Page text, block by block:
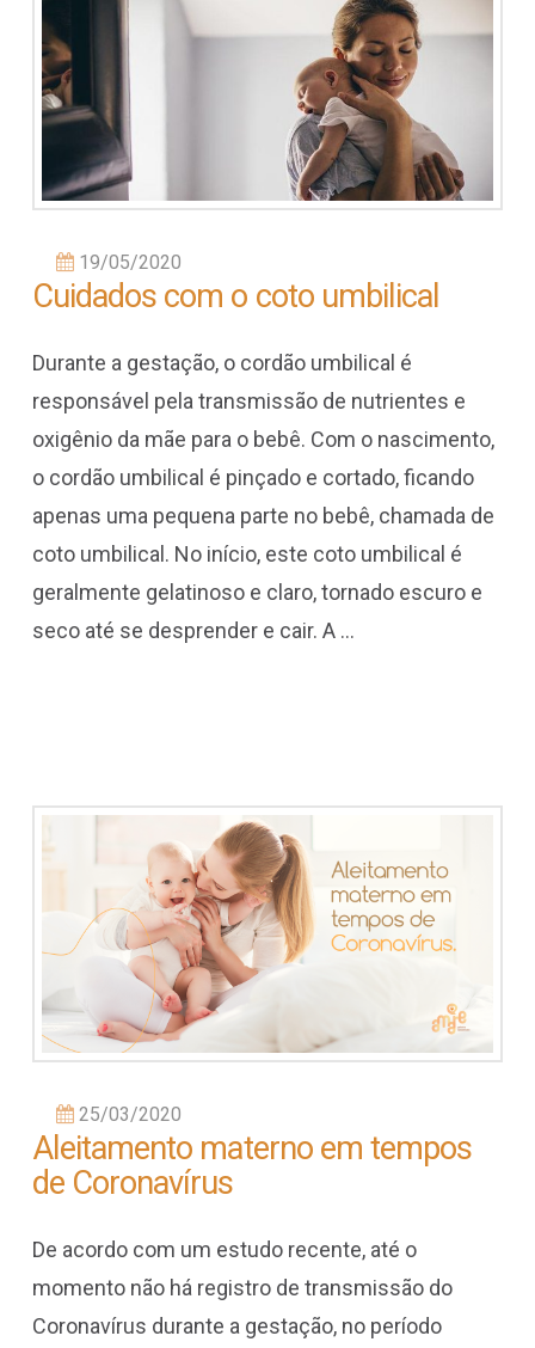
19/05/2020
Cuidados com o coto umbilical
Durante a gestação, o cordão umbilical é
responsável pela transmissão de nutrientes e
oxigênio da mãe para o bebê. Com o nascimento,
o cordão umbilical é pinçado e cortado, ficando
apenas uma pequena parte no bebê, chamada de
coto umbilical. No início, este coto umbilical é
geralmente gelatinoso e claro, tornado escuro e
seco até se desprender e cair. A …
25/03/2020
Aleitamento materno em tempos
de Coronavírus
De acordo com um estudo recente, até o
momento não há registro de transmissão do
Coronavírus durante a gestação, no período